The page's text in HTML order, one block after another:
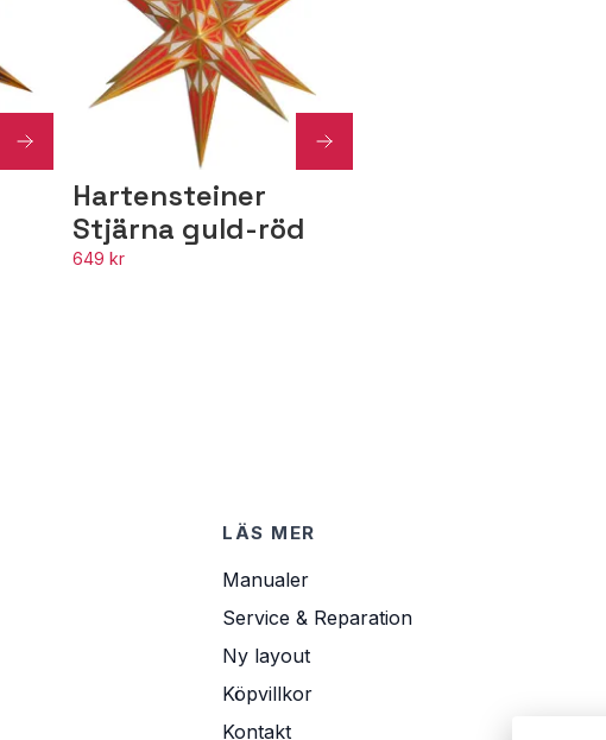
Hartensteiner
Stjärna guld-röd
649 kr
LÄS MER
Manualer
Service & Reparation
Ny layout
Köpvillkor
Kontakt